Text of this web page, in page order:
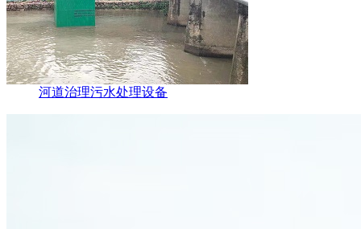
河道治理污水处理设备